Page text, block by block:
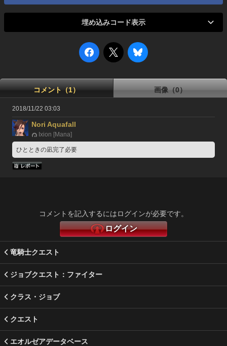
埋め込みコード表示
コメント（1） 画像（0）
2018/11/22 03:03
Nori Aquafall
Ixion [Mana]
ひとときの凪完了必要
コメントを記入するにはログインが必要です。
ログイン
竜騎士クエスト
ジョブクエスト：ファイター
クラス・ジョブ
クエスト
エオルゼアデータベース